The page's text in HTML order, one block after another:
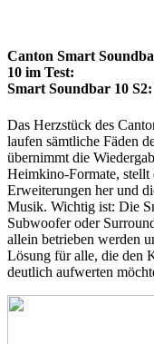
Canton Smart
10 im Test:
Smart Soundbar 10
Das Herzstück des
laufen sämtliche Fäden
übernimmt die
Heimkino-Formate, stellt
Erweiterungen her und
Musik. Wichtig ist: Die
Subwoofer oder
allein betrieben werden
Lösung für alle, die den
deutlich aufwerten